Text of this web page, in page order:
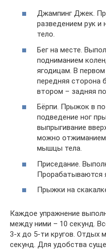
Джампинг Джек.
разведением рук и
тело.
Бег на месте.
подниманием
ягодицам. В
передняя сторона
втором – задняя
Бёрпи. Прыжок в
подведение ног
выпрыгивание
можно
мышцы тела.
Приседание.
Прорабатываются
Прыжки на
Каждое упражнение
между ними – 10 секунд.
3-х до 5-ти кругов. Отдых
секунд. Для удобства